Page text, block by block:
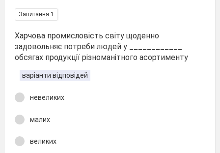
Запитання 1
Харчова промисловість світу щоденно
задовольняє потреби людей у ____________
обсягах продукції різноманітного асортименту
варіанти відповідей
невеликих
малих
великих